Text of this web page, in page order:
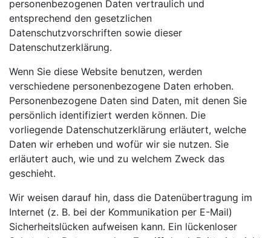
personenbezogenen Daten vertraulich und
entsprechend den gesetzlichen
Datenschutzvorschriften sowie dieser
Datenschutzerklärung.
Wenn Sie diese Website benutzen, werden
verschiedene personenbezogene Daten erhoben.
Personenbezogene Daten sind Daten, mit denen Sie
persönlich identifiziert werden können. Die
vorliegende Datenschutzerklärung erläutert, welche
Daten wir erheben und wofür wir sie nutzen. Sie
erläutert auch, wie und zu welchem Zweck das
geschieht.
Wir weisen darauf hin, dass die Datenübertragung im
Internet (z. B. bei der Kommunikation per E-Mail)
Sicherheitslücken aufweisen kann. Ein lückenloser